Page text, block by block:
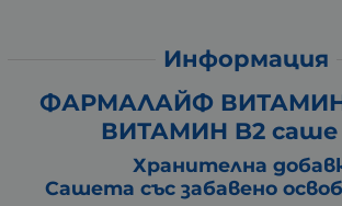
Информация
ФАРМАЛАЙФ ВИТАМИН
ВИТАМИН B2 саше
Хранителна
Сашета със забавено